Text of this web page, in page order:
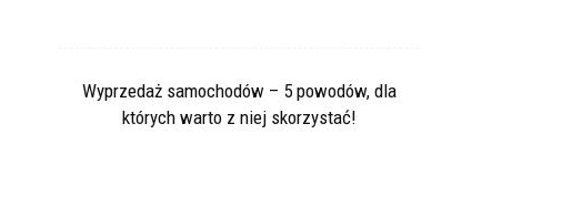
Wyprzedaż samochodów – 5 powodów, dla
których warto z niej skorzystać!